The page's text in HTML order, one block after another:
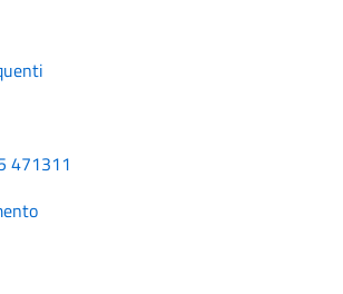
471311